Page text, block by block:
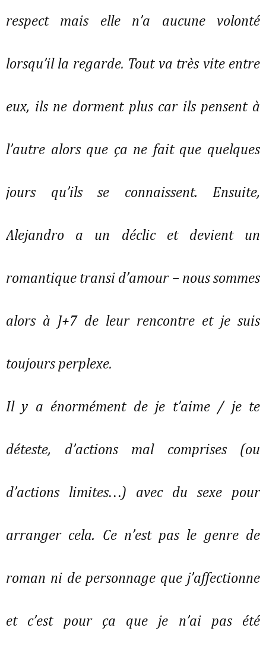
respect mais elle n’a aucune volonté
lorsqu’il la regarde. Tout va très vite entre
eux, ils ne dorment plus car ils pensent à
l’autre alors que ça ne fait que quelques
jours qu’ils se connaissent. Ensuite,
Alejandro a un déclic et devient un
romantique transi d’amour – nous sommes
alors à J+7 de leur rencontre et je suis
toujours perplexe.
Il y a énormément de je t’aime / je te
déteste, d’actions mal comprises (ou
d’actions limites…) avec du sexe pour
arranger cela. Ce n’est pas le genre de
roman ni de personnage que j’affectionne
et c’est pour ça que je n’ai pas été